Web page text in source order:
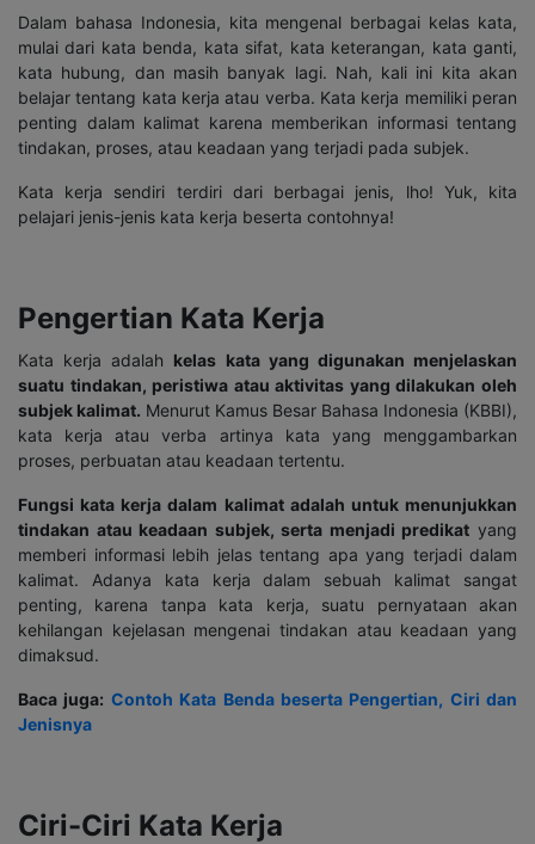
Dalam bahasa Indonesia, kita mengenal berbagai kelas kata,
mulai dari kata benda, kata sifat, kata keterangan, kata ganti,
kata hubung, dan masih banyak lagi. Nah, kali ini kita akan
belajar tentang kata kerja atau verba. Kata kerja memiliki peran
penting dalam kalimat karena memberikan informasi tentang
tindakan, proses, atau keadaan yang terjadi pada subjek.
Kata kerja sendiri terdiri dari berbagai jenis, lho! Yuk, kita
pelajari jenis-jenis kata kerja beserta contohnya!
Pengertian Kata Kerja
Kata kerja adalah kelas kata yang digunakan menjelaskan
suatu tindakan, peristiwa atau aktivitas yang dilakukan oleh
subjek kalimat. Menurut Kamus Besar Bahasa Indonesia (KBBI),
kata kerja atau verba artinya kata yang menggambarkan
proses, perbuatan atau keadaan tertentu.
Fungsi kata kerja dalam kalimat adalah untuk menunjukkan
tindakan atau keadaan subjek, serta menjadi predikat yang
memberi informasi lebih jelas tentang apa yang terjadi dalam
kalimat.
Adanya kata kerja dalam sebuah kalimat sangat
penting, karena tanpa kata kerja, suatu pernyataan akan
kehilangan kejelasan mengenai tindakan atau keadaan yang
dimaksud.
Baca juga: Contoh Kata Benda beserta Pengertian, Ciri dan
Jenisnya
Ciri-Ciri Kata Kerja